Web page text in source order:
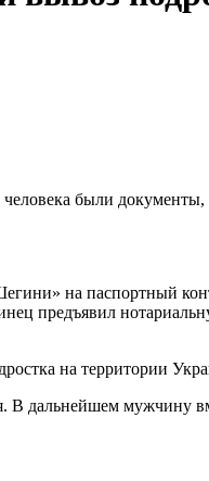
человека были
на паспортный
предъявил
на территории
В дальнейшем мужчину